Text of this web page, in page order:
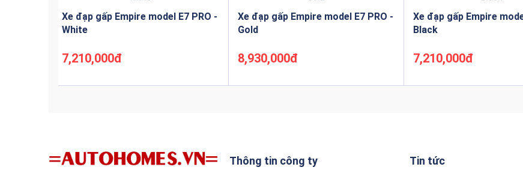
Xe đạp gấp Empire model E7 PRO -
White
7,210,000đ
Xem thêm
Xe đạp gấp Empire model E7 PRO -
Gold
8,930,000đ
Xem thêm
Xe đạp gấp Empire
Black
7,210,000đ
Xem thêm
Thông tin công ty Tin tức